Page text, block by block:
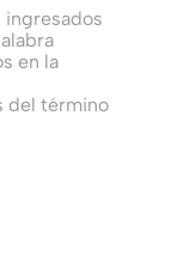
en la
del término